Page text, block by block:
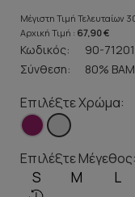
Μέγιστη Τιμή Τελευταίων
Αρχική Τιμή : 67,90 €
Κωδικός:
90-71201
Σύνθεση:
80%
Επιλέξτε Χρώμα:
Επιλέξτε Μέγεθος:
S M L